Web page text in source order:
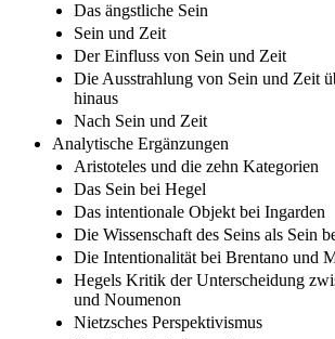
Das ängstliche Sein
Sein und Zeit
Der Einfluss von Sein und Zeit
Die Ausstrahlung von Sein und Zeit
hinaus
Nach Sein und Zeit
Analytische Ergänzungen
Aristoteles und die zehn Kategorien
Das Sein bei Hegel
Das intentionale Objekt bei Ingarden
Die Wissenschaft des Seins als Sein
Die Intentionalität bei Brentano und
Hegels Kritik der Unterscheidung
und Noumenon
Nietzsches Perspektivismus